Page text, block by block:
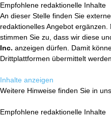
Empfohlene redaktionelle Inhalte
An dieser Stelle finden Sie
redaktionelles Angebot
stimmen Sie zu, dass wir diese
Inc. anzeigen dürfen. Damit
Drittplattformen übermittelt werden.
Inhalte anzeigen
Weitere Hinweise finden Sie in
Empfohlene redaktionelle Inhalte